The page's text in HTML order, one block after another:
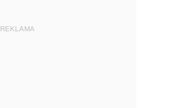
REKLAMA